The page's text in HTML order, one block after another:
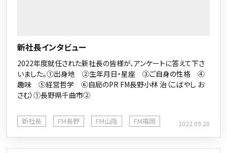
新社長インタビュー
2022年度就任された新社長の皆様が、アンケートに答えて下さ
いました。①出身地 ②生年月日・星座 ③ご自身の性格 ④
趣味 ⑤経営哲学 ⑥自局のPR FM長野小林 治（こばやし お
さむ）①長野県千曲市②
新社長 FM長野 FM山陰 FM福岡 2022.09.20